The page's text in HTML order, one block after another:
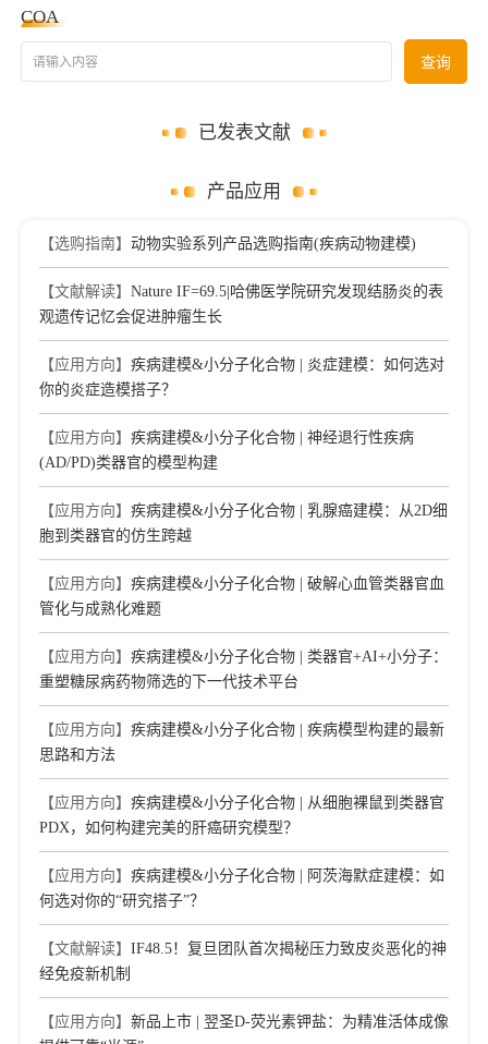
COA
请输入内容 查询
已发表文献
产品应用
【选购指南】 动物实验系列产品选购指南(疾病动物建模)
【文献解读】 Nature IF=69.5|哈佛医学院研究发现结肠炎的表
观遗传记忆会促进肿瘤生长
【应用方向】 疾病建模&小分子化合物 | 炎症建模：如何选对
你的炎症造模搭子？
【应用方向】 疾病建模&小分子化合物 | 神经退行性疾病
(AD/PD)类器官的模型构建
【应用方向】 疾病建模&小分子化合物 | 乳腺癌建模：从2D细
胞到类器官的仿生跨越
【应用方向】 疾病建模&小分子化合物 | 破解心血管类器官血
管化与成熟化难题
【应用方向】 疾病建模&小分子化合物 | 类器官+AI+小分子：
重塑糖尿病药物筛选的下一代技术平台
【应用方向】 疾病建模&小分子化合物 | 疾病模型构建的最新
思路和方法
【应用方向】 疾病建模&小分子化合物 | 从细胞裸鼠到类器官
PDX，如何构建完美的肝癌研究模型？
【应用方向】 疾病建模&小分子化合物 | 阿茨海默症建模：如
何选对你的“研究搭子”？
【文献解读】 IF48.5！复旦团队首次揭秘压力致皮炎恶化的神
经免疫新机制
【应用方向】 新品上市 | 翌圣D-荧光素钾盐：为精准活体成像